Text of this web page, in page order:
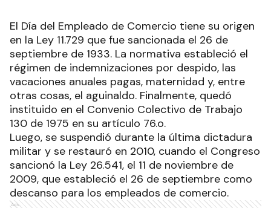
El Día del Empleado de Comercio tiene su origen
en la Ley 11.729 que fue sancionada el 26 de
septiembre de 1933. La normativa estableció el
régimen de indemnizaciones por despido, las
vacaciones anuales pagas, maternidad y, entre
otras cosas, el aguinaldo. Finalmente, quedó
instituido en el Convenio Colectivo de Trabajo
130 de 1975 en su artículo 76.o.
Luego, se suspendió durante la última dictadura
militar y se restauró en 2010, cuando el Congreso
sancionó la Ley 26.541, el 11 de noviembre de
2009, que estableció el 26 de septiembre como
descanso para los empleados de comercio.
Ads